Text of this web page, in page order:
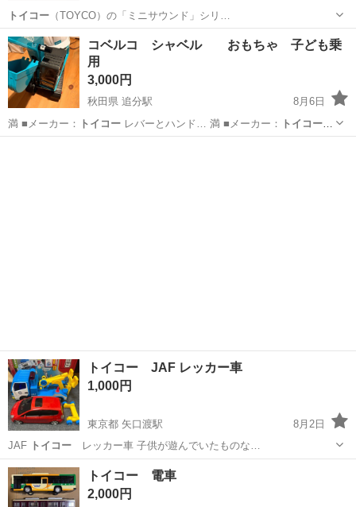
トイコー（TOYCO）の「ミニサウンド」シリ…
群馬 前橋市
コベルコ シャベル おもちゃ 子ども乗
用
3,000円
秋田県 追分駅
8月6日
満 ■メーカー： トイコーレバーとハンド… 満 ■メーカー： トイコー
2、3年ほど…
トイコー JAF レッカー車
1,000円
東京都 矢口渡駅
8月2日
JAF
トイコーレッカー車 子供が遊んでいたものな…
東京 大田区 矢口渡駅 おもちゃ
トイコー 電車
2,000円